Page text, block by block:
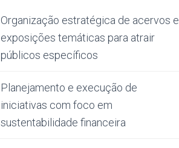
Organização estratégica de acervos e
exposições temáticas para atrair
públicos específicos
Planejamento e execução de
iniciativas com foco em
sustentabilidade financeira